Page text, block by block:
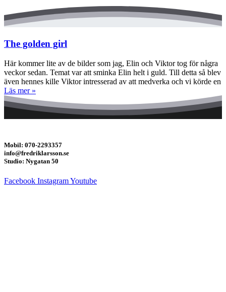
The golden girl
Här kommer lite av de bilder som jag, Elin och Viktor tog för några
veckor sedan. Temat var att sminka Elin helt i guld. Till detta så blev
även hennes kille Viktor intresserad av att medverka och vi körde en
Läs mer »
Mobil: 070-2293357
info@fredriklarsson.se
Studio: Nygatan 50
Facebook InstagramYoutube